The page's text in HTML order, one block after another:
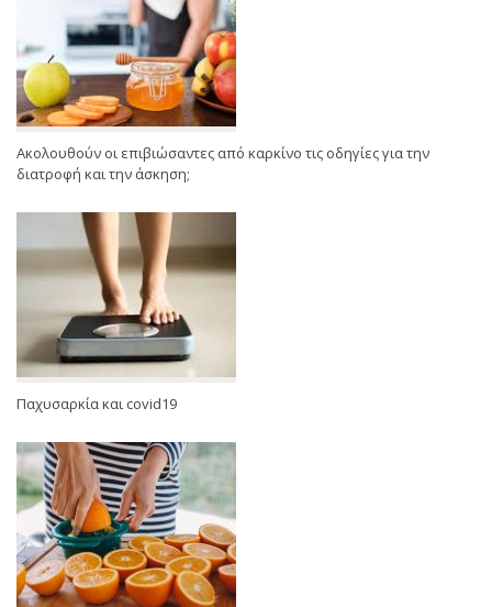
Ακολουθούν οι επιβιώσαντες από καρκίνο τις οδηγίες για την
διατροφή και την άσκηση;
Παχυσαρκία και covid19